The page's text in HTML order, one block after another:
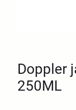
Doppler
250ML